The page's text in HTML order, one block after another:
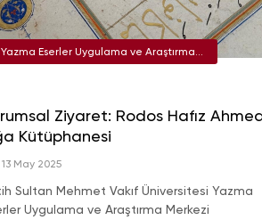
Yazma Eserler Uygulama ve Araştırma
Ziyaret: Rodos Hafız
Kütüphanesi
13 May 2025
Sultan Mehmet Vakıf Üniversitesi Yazma
Uygulama ve Araştırma Merkezi